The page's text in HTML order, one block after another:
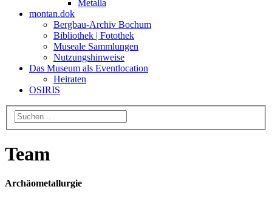
Metalla
montan.dok
Bergbau-Archiv Bochum
Bibliothek | Fotothek
Museale Sammlungen
Nutzungshinweise
Das Museum als Eventlocation
Heiraten
OSIRIS
Team
Archäometallurgie